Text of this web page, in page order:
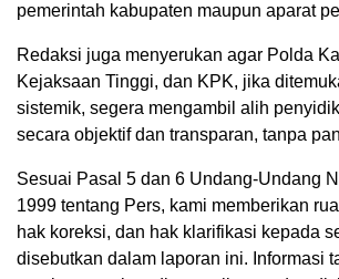
pemerintah kabupaten maupun aparat
Redaksi juga menyerukan agar Polda
Kejaksaan Tinggi, dan KPK, jika
sistemik, segera mengambil alih
secara objektif dan transparan, tanpa
Sesuai Pasal 5 dan 6 Undang-Undang
1999 tentang Pers, kami memberikan
hak koreksi, dan hak klarifikasi kepada
disebutkan dalam laporan ini. Informasi